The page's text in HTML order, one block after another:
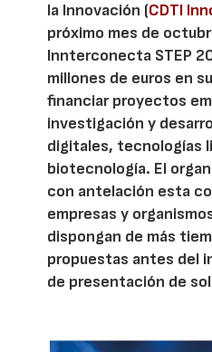
la Innovación (CDTI
próximo mes de
Innterconecta STEP
millones de euros en
financiar proyectos
investigación y
digitales, tecnologías
biotecnología. El
con antelación esta
empresas y
dispongan de más
propuestas antes del
de presentación de